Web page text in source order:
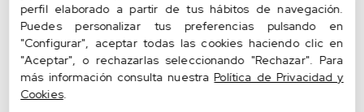
06/09/2023
perfil elaborado a partir de tus hábitos de navegación.
Puedes personalizar tus preferencias pulsando en
"Configurar", aceptar todas las cookies haciendo clic en
"Aceptar", o rechazarlas seleccionando "Rechazar". Para
más información consulta nuestra Política de Privacidad y
Cookies.